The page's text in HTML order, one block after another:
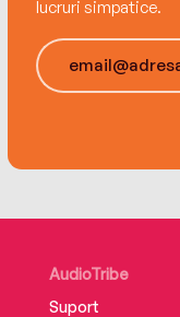
furcă geniului
„Un pact
un Sherlock
lucruri simpatice.
AudioTribe
Suport